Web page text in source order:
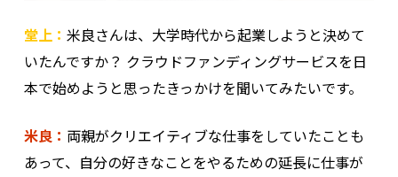
堂上： 米良さんは、大学時代から起業しようと決めて
いたんですか？ クラウドファンディングサービスを日
本で始めようと思ったきっかけを聞いてみたいです。
米良： 両親がクリエイティブな仕事をしていたことも
あって、自分の好きなことをやるための延長に仕事が